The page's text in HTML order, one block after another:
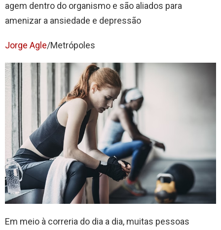
agem dentro do organismo e são aliados para
amenizar a ansiedade e depressão
Jorge Agle/Metrópoles
Em meio à correria do dia a dia, muitas pessoas